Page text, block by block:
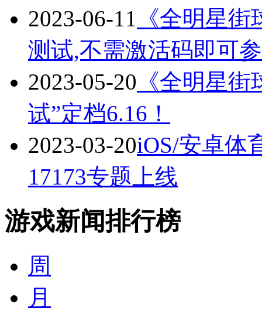
2023-06-11 《全明星
测试,不需激活码即可
2023-05-20 《全明星
试”定档6.16！
2023-03-20iOS/安卓体
17173专题上线
游戏新闻排行榜
周
月